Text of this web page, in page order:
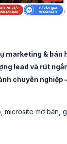
marketing & bán
lead và rút
chuyên nghiệp
mở bán,